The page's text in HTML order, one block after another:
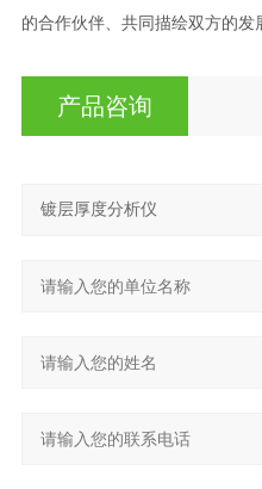
的合作伙伴、共同描绘双方的发
产品咨询